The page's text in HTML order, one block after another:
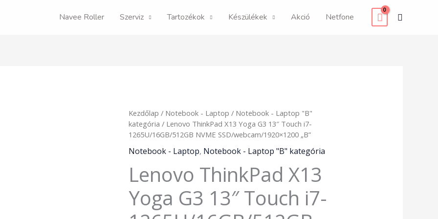
Navee Roller Szerviz Tartozékok Készülékek Akció Netfone Search
Kezdőlap / Notebook - Laptop / Notebook - Laptop "B"
kategória / Lenovo ThinkPad X13 Yoga G3 13″ Touch i7-
1265U/16GB/512GB NVME SSD/webcam/1920×1200 „B”
Notebook - Laptop, Notebook - Laptop "B" kategória
Lenovo ThinkPad X13
Yoga G3 13″ Touch i7-
Lenovo
ThinkPad
X13
G3
13"
Touch
1265U/16GB/512GB